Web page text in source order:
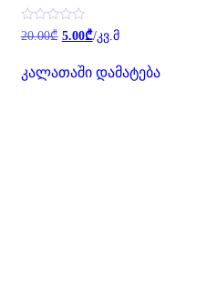
შეფასება
0
5-
დან
20.00₾ Original
price
20.00₾.
5.00₾Current
price
5.00₾.
/კვ.მ
კალათაში დამატება